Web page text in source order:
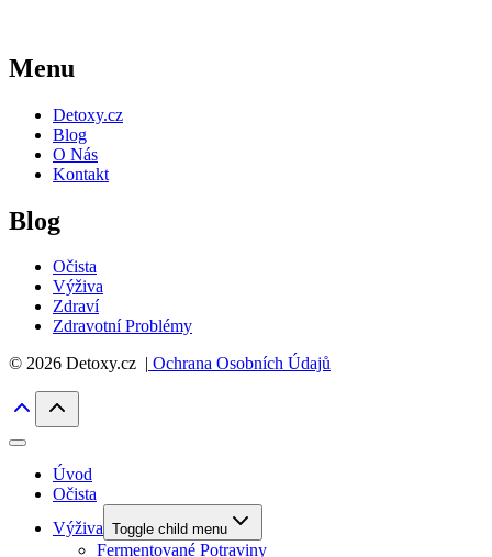
Menu
Detoxy.cz
Blog
O Nás
Kontakt
Blog
Očista
Výživa
Zdraví
Zdravotní Problémy
© 2026 Detoxy.cz | Ochrana Osobních Údajů
Úvod
Očista
Výživa Toggle child menu
Fermentované Potraviny